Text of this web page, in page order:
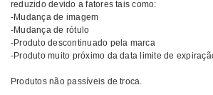
reduzido devido a fatores tais como:
-Mudança de imagem
-Mudança de rótulo
-Produto descontinuado pela marca
-Produto muito próximo da data limite de
Produtos não passíveis de troca.